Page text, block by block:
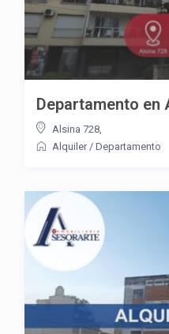
Departamento en
Alsina 728,
Alquiler/ Departamento